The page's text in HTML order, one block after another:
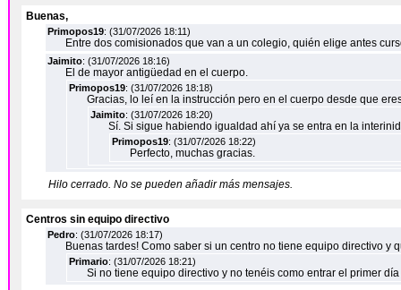
Buenas,
Primopos19: (31/07/2026 18:11)
Entre dos comisionados que van a un colegio, quién elige antes
Jaimito: (31/07/2026 18:16)
El de mayor antigüedad en el cuerpo.
Primopos19: (31/07/2026 18:18)
Gracias, lo leí en la instrucción pero en el cuerpo desde que
Jaimito: (31/07/2026 18:20)
Sí. Si sigue habiendo igualdad ahí ya se entra en la
Primopos19: (31/07/2026 18:22)
Perfecto, muchas gracias.
Hilo cerrado. No se pueden añadir más mensajes.
Centros sin equipo directivo
Pedro: (31/07/2026 18:17)
Buenas tardes! Como saber si un centro no tiene equipo directivo
Primario: (31/07/2026 18:21)
Si no tiene equipo directivo y no tenéis como entrar el primer